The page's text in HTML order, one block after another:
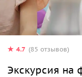
4.7 (85 отзывов)
Экскурсия на